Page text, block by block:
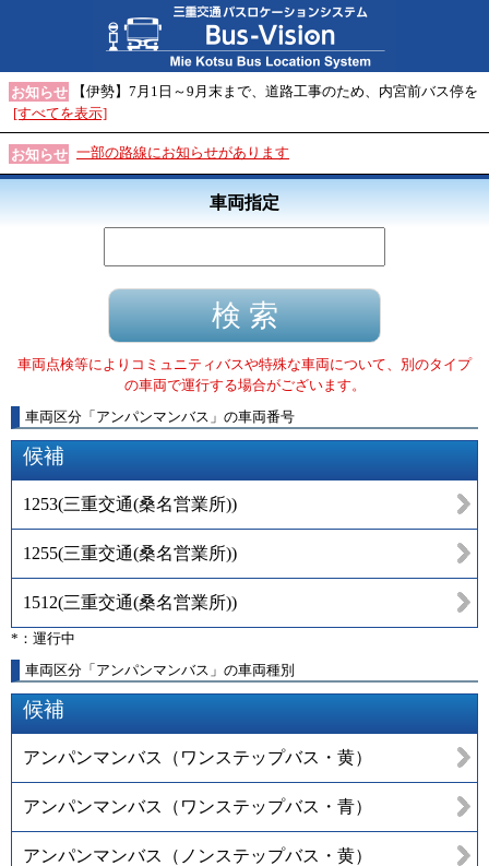
お知らせ
【伊勢】7月1日～9月末まで、道路工事のため、内宮前バス停を
[すべてを表示]
お知らせ 一部の路線にお知らせがあります
車両指定
車両点検等によりコミュニティバスや特殊な車両について、別のタイプ
の車両で運行する場合がございます。
車両区分 「 アンパンマンバス 」 の車両番号
候補
1253(三重交通(桑名営業所))
1255(三重交通(桑名営業所))
1512(三重交通(桑名営業所))
*：運行中
車両区分「アンパンマンバス」の車両種別
候補
アンパンマンバス（ワンステップバス・黄）
アンパンマンバス（ワンステップバス・青）
アンパンマンバス（ノンステップバス・黄）